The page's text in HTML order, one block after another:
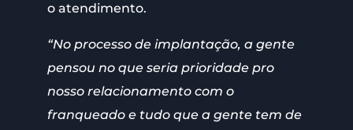
o atendimento.
“No processo de implantação, a gente
pensou no que seria prioridade pro
nosso relacionamento com o
franqueado e tudo que a gente tem de